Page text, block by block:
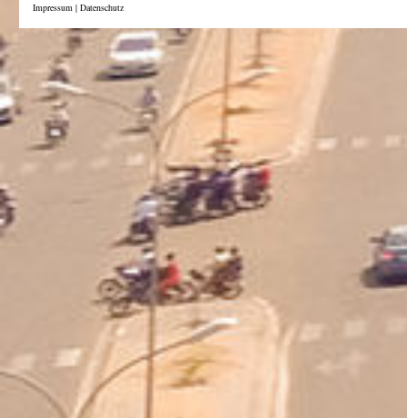
Impressum | Datenschutz